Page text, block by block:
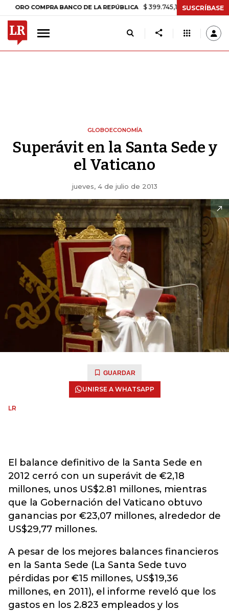
COMPRA BANCO DE LA REPÚBLICA $ 399.745,16 +$ 2.295,71 +0,58%
SUSCRÍBASE
GLOBOECONOMÍA
Superávit en la Santa Sede y
el Vaticano
jueves, 4 de julio de 2013
GUARDAR
UNIRSE A WHATSAPP
LR
El balance definitivo de la Santa Sede en
2012 cerró con un superávit de €2,18
millones, unos US$2.81 millones, mientras
que la Gobernación del Vaticano obtuvo
ganancias por €23,07 millones, alrededor de
US$29,77 millones.
A pesar de los mejores balances financieros
en la Santa Sede (La Santa Sede tuvo
pérdidas por €15 millones, US$19,36
millones, en 2011), el informe reveló que los
gastos en los 2.823 empleados y los